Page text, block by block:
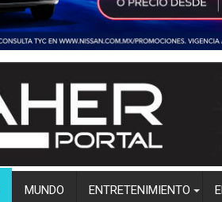
MUNDO ENTRETENIMIENTO